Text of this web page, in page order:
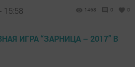
15:58 1468 0 0